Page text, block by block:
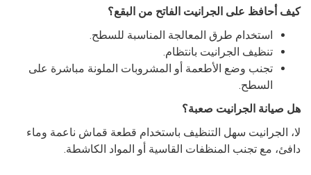
كيف أحافظ على الجرانيت الفاتح من البقع؟
استخدام طرق المعالجة المناسبة للسطح.
تنظيف الجرانيت بانتظام.
تجنب وضع الأطعمة أو المشروبات الملونة مباشرة على
السطح.
هل صيانة الجرانيت صعبة؟
لا، الجرانيت سهل التنظيف باستخدام قطعة قماش ناعمة وماء
دافئ، مع تجنب المنظفات القاسية أو المواد الكاشطة.